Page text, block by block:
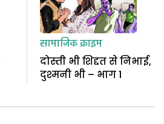
सामाजिक क्राइम
दोस्ती भी शिद्दत से निभाई,
दुश्मनी भी – भाग 1